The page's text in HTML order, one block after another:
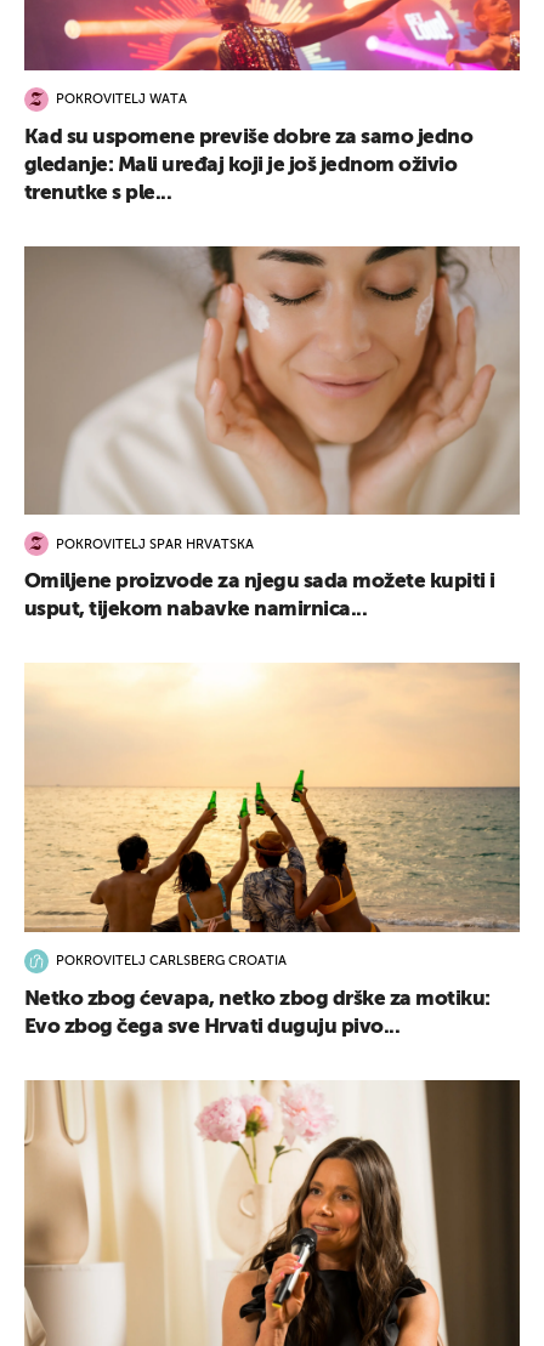
POKROVITELJ WATA
Kad su uspomene previše dobre za samo jedno
gledanje: Mali uređaj koji je još jednom oživio
trenutke s ple...
POKROVITELJ SPAR HRVATSKA
Omiljene proizvode za njegu sada možete kupiti i
usput, tijekom nabavke namirnica...
POKROVITELJ CARLSBERG CROATIA
Netko zbog ćevapa, netko zbog drške za motiku:
Evo zbog čega sve Hrvati duguju pivo...